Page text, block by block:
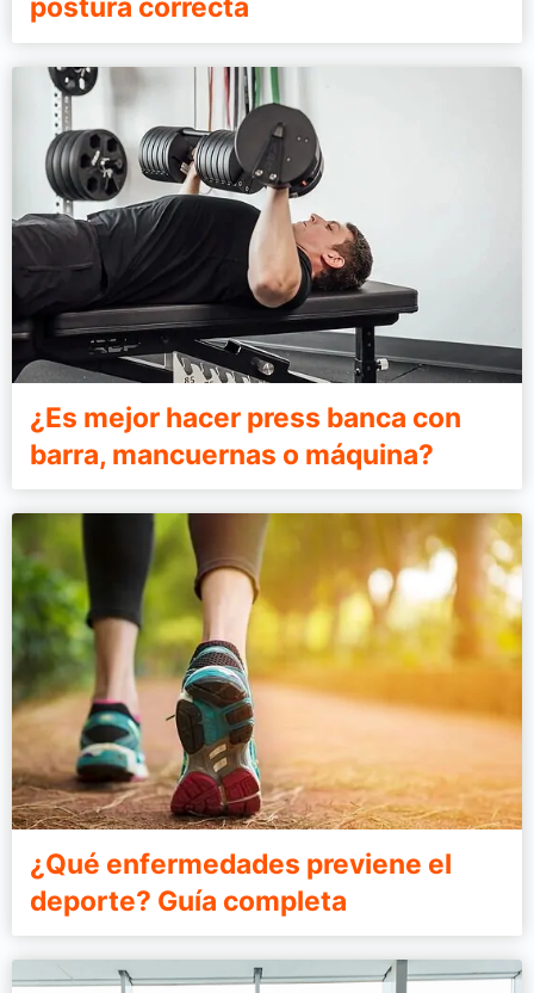
postura correcta
¿Es mejor hacer press banca con
barra, mancuernas o máquina?
¿Qué enfermedades previene el
deporte? Guía completa